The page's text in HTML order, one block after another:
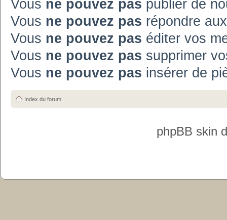
Vous ne pouvez pas publier de
Vous ne pouvez pas répondre
Vous ne pouvez pas éditer vos
Vous ne pouvez pas supprimer
Vous ne pouvez pas insérer de
Index du forum
phpBB skin